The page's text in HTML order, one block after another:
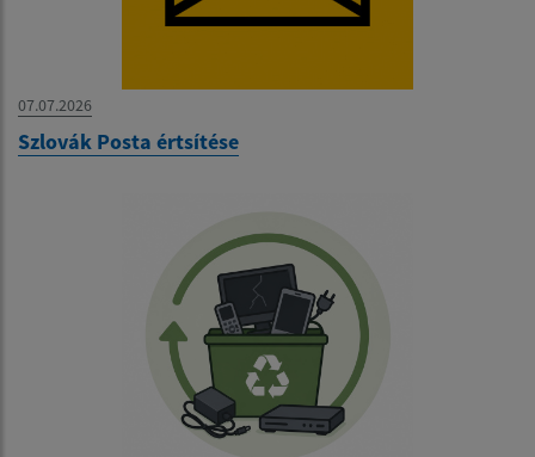
07.07.2026
Szlovák Posta értsítése